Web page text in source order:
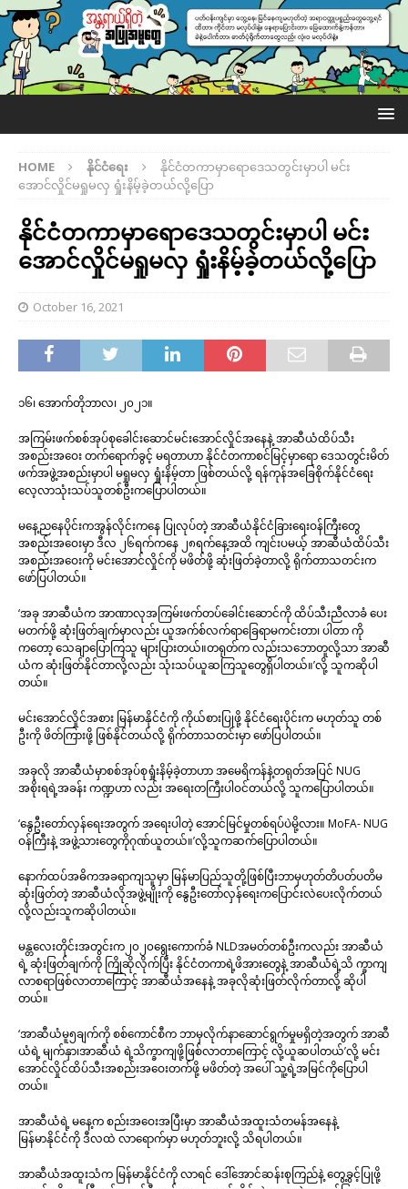
HOME နိုင်ငံရေး
နိုင်ငံတကာမှာရောဒေသတွင်းမှာပါ မင်း
အောင်လှိုင်မရှုမလှ ရှုံးနိမ့်ခဲ့တယ်လို့ပြော
နိုင်ငံတကာမှာရောဒေသတွင်းမှာပါ မင်း
အောင်လှိုင်မရှုမလှ ရှုံးနိမ့်ခဲ့တယ်လို့ပြော
October 16, 2021
၁၆၊ အောက်တိုဘာလ၊ ၂၀၂၁။
အကြမ်းဖက်စစ်အုပ်စုခေါင်းဆောင်မင်းအောင်လှိုင်အနေနဲ့ အာဆီယံထိပ်သီး
အစည်းအဝေး တက်ရောက်ခွင့် မရတာဟာ နိုင်ငံတကာစင်မြင့်မှာရော ဒေသတွင်းမိတ်
ဖက်အဖွဲ့အစည်းမှာပါ မရှုမလှ ရှုံးနိမ့်တာ ဖြစ်တယ်လို့ ရန်ကုန်အခြေစိုက်နိုင်ငံရေး
လေ့လာသုံးသပ်သူတစ်ဦးကပြောပါတယ်။
မနေ့ညနေပိုင်းကအွန်လိုင်းကနေ ပြုလုပ်တဲ့ အာဆီယံနိုင်ငံခြားရေးဝန်ကြီးတွေ
အစည်းအဝေးမှာ ဒီလ ၂၆ရက်ကနေ ၂၈ရက်နေ့အထိ ကျင်းပမယ့် အာဆီယံထိပ်သီး
အစည်းအဝေးကို မင်းအောင်လှိုင်ကို မဖိတ်ဖို့ ဆုံးဖြတ်ခဲ့တာလို့ ရိုက်တာသတင်းက
ဖော်ပြပါတယ်။
‘အခု အာဆီယံက အာဏာလုအကြမ်းဖက်တပ်ခေါင်းဆောင်ကို ထိပ်သီးညီလာခံ ပေး
မတက်ဖို့ ဆုံးဖြတ်ချက်မှာလည်း ယူအက်စ်လက်ရာခြေရာမကင်းတာ၊ ပါတာ ကို
ကတော့ သေချာပြောကြသူ များပြားတယ်။တရုတ်က လည်းသဘောတူလို့သာ အာဆီ
ယံက ဆုံးဖြတ်နိုင်တာလို့လည်း သုံးသပ်ယူဆကြသူတွေရှိပါတယ်။’လို့ သူကဆိုပါ
တယ်။
မင်းအောင်လှိုင်အစား မြန်မာနိုင်ငံကို ကိုယ်စားပြုဖို့ နိုင်ငံရေးပိုင်းက မဟုတ်သူ တစ်
ဦးကို ဖိတ်ကြားဖို့ ဖြစ်နိုင်တယ်လို့ ရိုက်တာသတင်းမှာ ဖော်ပြပါတယ်။
အခုလို အာဆီယံမှာစစ်အုပ်စုရှုံးနိမ့်ခဲ့တာဟာ အမေရိကန်နဲ့တရုတ်အပြင် NUG
အစိုးရရဲ့အခန်း ကဏ္ဍဟာ လည်း အရေးတကြီးပါဝင်တယ်လို့ သူကပြောပါတယ်။
‘နွေဦးတော်လှန်ရေးအတွက် အရေးပါတဲ့ အောင်မြင်မှုတစ်ရပ်ပဲမို့လား။ MoFA- NUG
ဝန်ကြီးနဲ့ အဖွဲ့သားတွေကိုဂုဏ်ယူတယ်။’လို့သူကဆက်ပြောပါတယ်။
နောက်ထပ်အဓိကအခရာကျသူမှာ မြန်မာပြည်သူတို့ဖြစ်ပြီးဘာမှဟုတ်တိပတ်ပတိမ
ဆုံးဖြတ်တဲ့ အာဆီယံလိုအဖွဲ့မျိုးကို နွေဦးတော်လှန်ရေးကပြောင်းလဲပေးလိုက်တယ်
လို့လည်းသူကဆိုပါတယ်။
မန္တလေးတိုင်းအတွင်းက၂၀၂၀ရွေးကောက်ခံ NLDအမတ်တစ်ဦးကလည်း အာဆီယံ
ရဲ့ ဆုံးဖြတ်ချက်ကို ကြိုဆိုလိုက်ပြီး နိုင်ငံတကာရဲ့ဖိအားတွေနဲ့ အာဆီယံရဲ့သိ က္ခာကျ
လာစရာဖြစ်လာတာကြောင့် အာဆီယံအနေနဲ့ အခုလိုဆုံးဖြတ်လိုက်တာလို့ ဆိုပါ
တယ်။
‘အာဆီယံမူ၅ချက်ကို စစ်ကောင်စီက ဘာမှလိုက်နာဆောင်ရွက်မှုမရှိတဲ့အတွက် အာဆီ
ယံရဲ့ မျက်နှာ၊အာဆီယံ ရဲ့သိက္ခာကျဖို့ဖြစ်လာတာကြောင့် လို့ယူဆပါတယ်’လို့ မင်း
အောင်လှိုင်ထိပ်သီးအစည်းအဝေးတက်ဖို့ မဖိတ်တဲ့ အပေါ် သူ့ရဲ့အမြင်ကိုပြောပါ
တယ်။
အာဆီယံရဲ့ မနေ့က စည်းအဝေးအပြီးမှာ အာဆီယံအထူးသံတမန်အနေနဲ့
မြန်မာနိုင်ငံကို ဒီလထဲ လာရောက်မှာ မဟုတ်ဘူးလို့ သိရပါတယ်။
အာဆီယံအထူးသံက မြန်မာနိုင်ငံကို လာရင် ဒေါ်အောင်ဆန်းစုကြည်နဲ့ တွေ့ခွင့်ပြုဖို့